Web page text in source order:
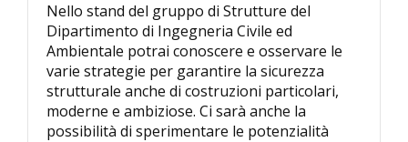
Nello stand del gruppo di Strutture del
Dipartimento di Ingegneria Civile ed
Ambientale potrai conoscere e osservare le
varie strategie per garantire la sicurezza
strutturale anche di costruzioni particolari,
moderne e ambiziose. Ci sarà anche la
possibilità di sperimentare le potenzialità